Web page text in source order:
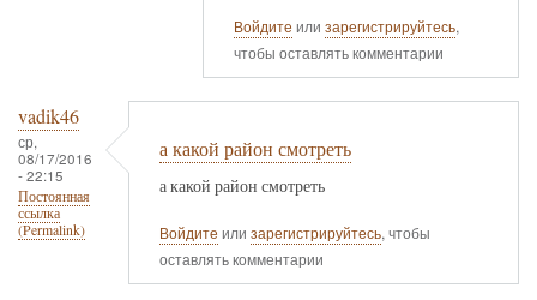
Войдите или зарегистрируйтесь,
чтобы оставлять комментарии
vadik46
ср,
08/17/2016
- 22:15
Постоянная
ссылка
(Permalink)
а какой район смотреть
а какой район смотреть
Войдите или зарегистрируйтесь, чтобы
оставлять комментарии